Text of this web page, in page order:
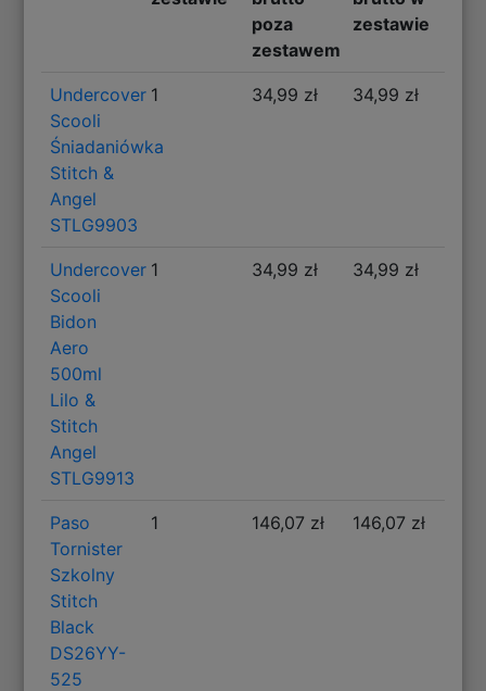
poza
zestawem
zestawie
Undercover
Scooli
Śniadaniówka
Stitch &
Angel
STLG9903
1 34,99 zł 34,99 zł
Undercover
Scooli
Bidon
Aero
500ml
Lilo &
Stitch
Angel
STLG9913
1 34,99 zł 34,99 zł
Paso
Tornister
Szkolny
Stitch
Black
DS26YY-
525
1 146,07 zł 146,07 zł